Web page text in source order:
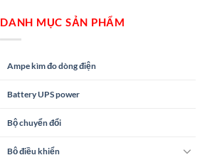
DANH MỤC SẢN PHẨM
Ampe kìm đo dòng điện
Battery UPS power
Bộ chuyển đổi
Bộ điều khiển